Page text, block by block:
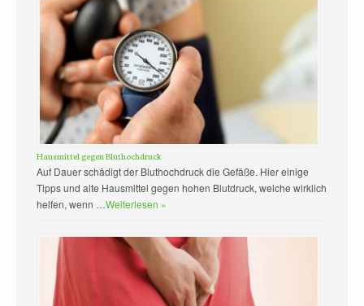
Hausmittel gegen Bluthochdruck
Auf Dauer schädigt der Bluthochdruck die Gefäße. Hier einige
Tipps und alte Hausmittel gegen hohen Blutdruck, welche wirklich
helfen, wenn …Weiterlesen »